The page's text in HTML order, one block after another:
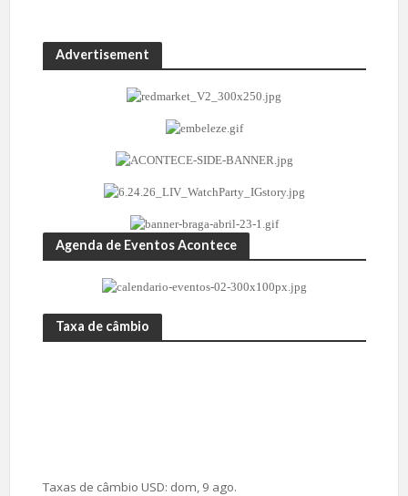
Advertisement
Agenda de Eventos Acontece
Taxa de câmbio
Taxas de câmbio USD: dom, 9 ago.